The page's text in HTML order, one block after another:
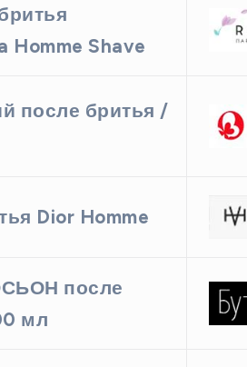
Shave
после бритья /
Dior Homme
после
мл